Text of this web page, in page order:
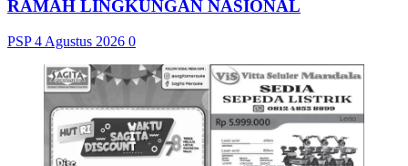
RAMAH LINGKUNGAN NASIONAL
PSP4 Agustus 2026 0